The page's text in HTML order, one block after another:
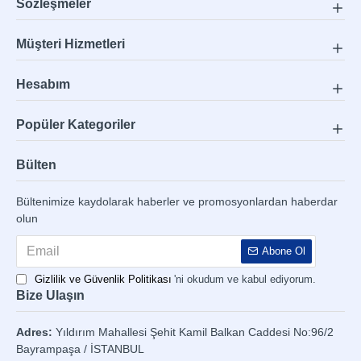
Sözleşmeler
Müşteri Hizmetleri
Hesabım
Popüler Kategoriler
Bülten
Bültenimize kaydolarak haberler ve promosyonlardan haberdar
olun
Abone Ol
Gizlilik ve Güvenlik Politikası 'ni okudum ve kabul ediyorum.
Bize Ulaşın
Adres: Yıldırım Mahallesi Şehit Kamil Balkan Caddesi No:96/2
Bayrampaşa / İSTANBUL